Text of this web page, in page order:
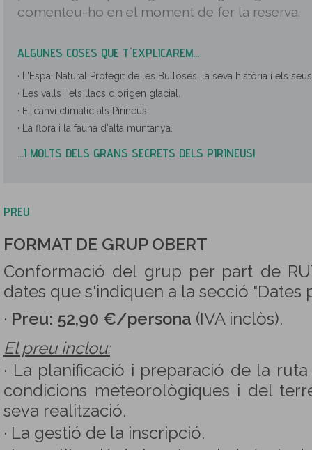
comenteu-ho en el moment de fer la reserva.
ALGUNES COSES QUE T´EXPLICAREM...
· L'Espai Natural Protegit de les Bulloses, la seva història i els
· Les valls i els llacs d'origen glacial.
· El canvi climàtic als Pirineus.
· La flora i la fauna d'alta muntanya.
...I MOLTS DELS GRANS SECRETS DELS PIRINEUS!
PREU
FORMAT DE GRUP OBERT
Conformació del grup per part de
dates que s'indiquen a la secció "Dates
· Preu: 52,90 €/persona (IVA inclòs).
El preu inclou:
· La planificació i preparació de la
condicions meteorològiques i del
seva realització.
· La gestió de la inscripció.